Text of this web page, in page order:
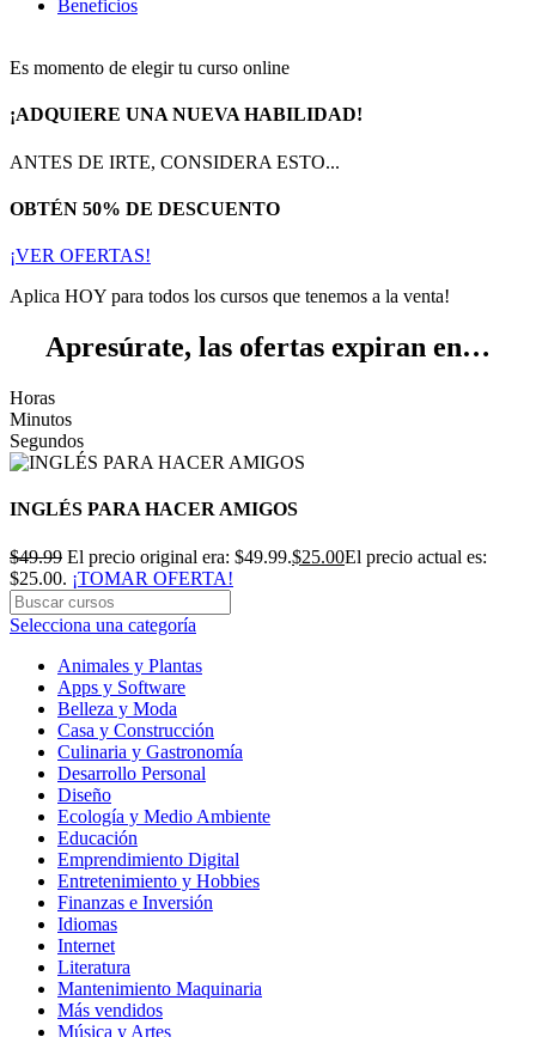
Beneficios
Es momento de elegir tu curso online
¡ADQUIERE UNA NUEVA HABILIDAD!
ANTES DE IRTE, CONSIDERA ESTO...
OBTÉN 50% DE DESCUENTO
¡VER OFERTAS!
Aplica HOY para todos los cursos que tenemos a la venta!
Apresúrate, las ofertas expiran en…
Horas
Minutos
Segundos
INGLÉS PARA HACER AMIGOS
$49.99 El precio original era: $49.99.$25.00El precio actual es:
$25.00. ¡TOMAR OFERTA!
Selecciona una categoría
Animales y Plantas
Apps y Software
Belleza y Moda
Casa y Construcción
Culinaria y Gastronomía
Desarrollo Personal
Diseño
Ecología y Medio Ambiente
Educación
Emprendimiento Digital
Entretenimiento y Hobbies
Finanzas e Inversión
Idiomas
Internet
Literatura
Mantenimiento Maquinaria
Más vendidos
Música y Artes